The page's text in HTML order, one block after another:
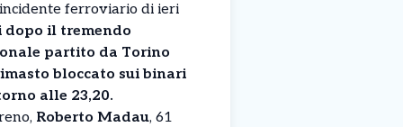
ferroviario di ieri
dopo il tremendo
partito da Torino
bloccato sui binari
alle 23,20.
Roberto Madau, 61